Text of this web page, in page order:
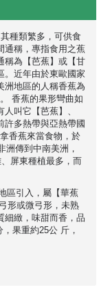
種類繁多，可供食
通稱，專指食用之蕉
稱為【芭蕉】或【甘
。近年由於東歐國家
洲地區的人稱香蕉為
香蕉的果形彎曲如
叫它【芭蕉】、
許多熱帶與亞熱帶國
香蕉來當食物，於
洲傳到中南美洲，
屏東種植最多，而
區引入，屬【華蕉
形或微弓形，未熟
細緻，味甜而香，品
果重約25公 斤，